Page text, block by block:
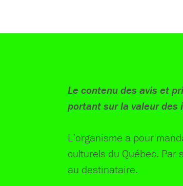
Le contenu des avis et
portant sur la valeur des
L’organisme a pour
culturels du Québec.
au destinataire.